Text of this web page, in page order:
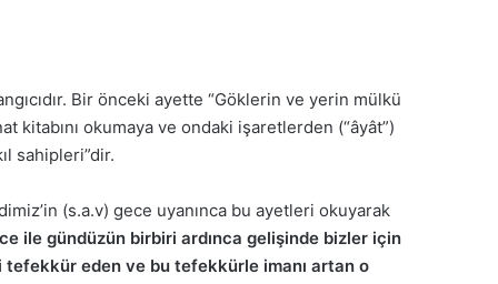
Bir önceki ayette “Göklerin ve yerin mülkü
kitabını okumaya ve ondaki işaretlerden (“âyât”)
sahipleri”dir.
(s.a.v) gece uyanınca bu ayetleri okuyarak
ile gündüzün birbiri ardınca gelişinde bizler için
eden ve bu tefekkürle imanı artan o